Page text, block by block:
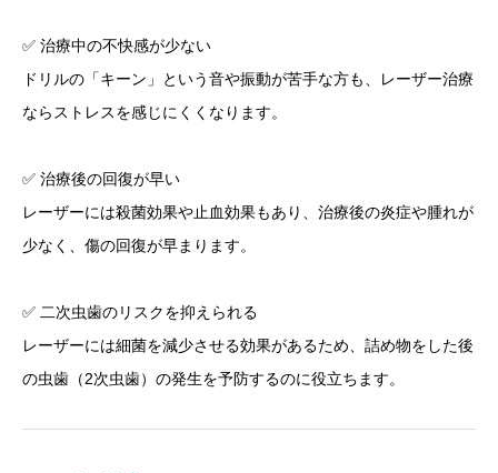
✅ 治療中の不快感が少ない
ドリルの「キーン」という音や振動が苦手な方も、レーザー治療
ならストレスを感じにくくなります。
✅ 治療後の回復が早い
レーザーには殺菌効果や止血効果もあり、治療後の炎症や腫れが
少なく、傷の回復が早まります。
✅ 二次虫歯のリスクを抑えられる
レーザーには細菌を減少させる効果があるため、詰め物をした後
の虫歯（2次虫歯）の発生を予防するのに役立ちます。